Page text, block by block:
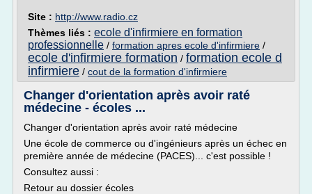
Site : http://www.radio.cz
Thèmes liés : ecole d'infirmiere en formation
professionnelle / formation apres ecole d'infirmiere /
ecole d'infirmiere formation / formation ecole d
infirmiere / cout de la formation d'infirmiere
Changer d'orientation après avoir raté
médecine - écoles ...
Changer d'orientation après avoir raté médecine
Une école de commerce ou d'ingénieurs après un échec en
première année de médecine (PACES)... c'est possible !
Consultez aussi :
Retour au dossier écoles